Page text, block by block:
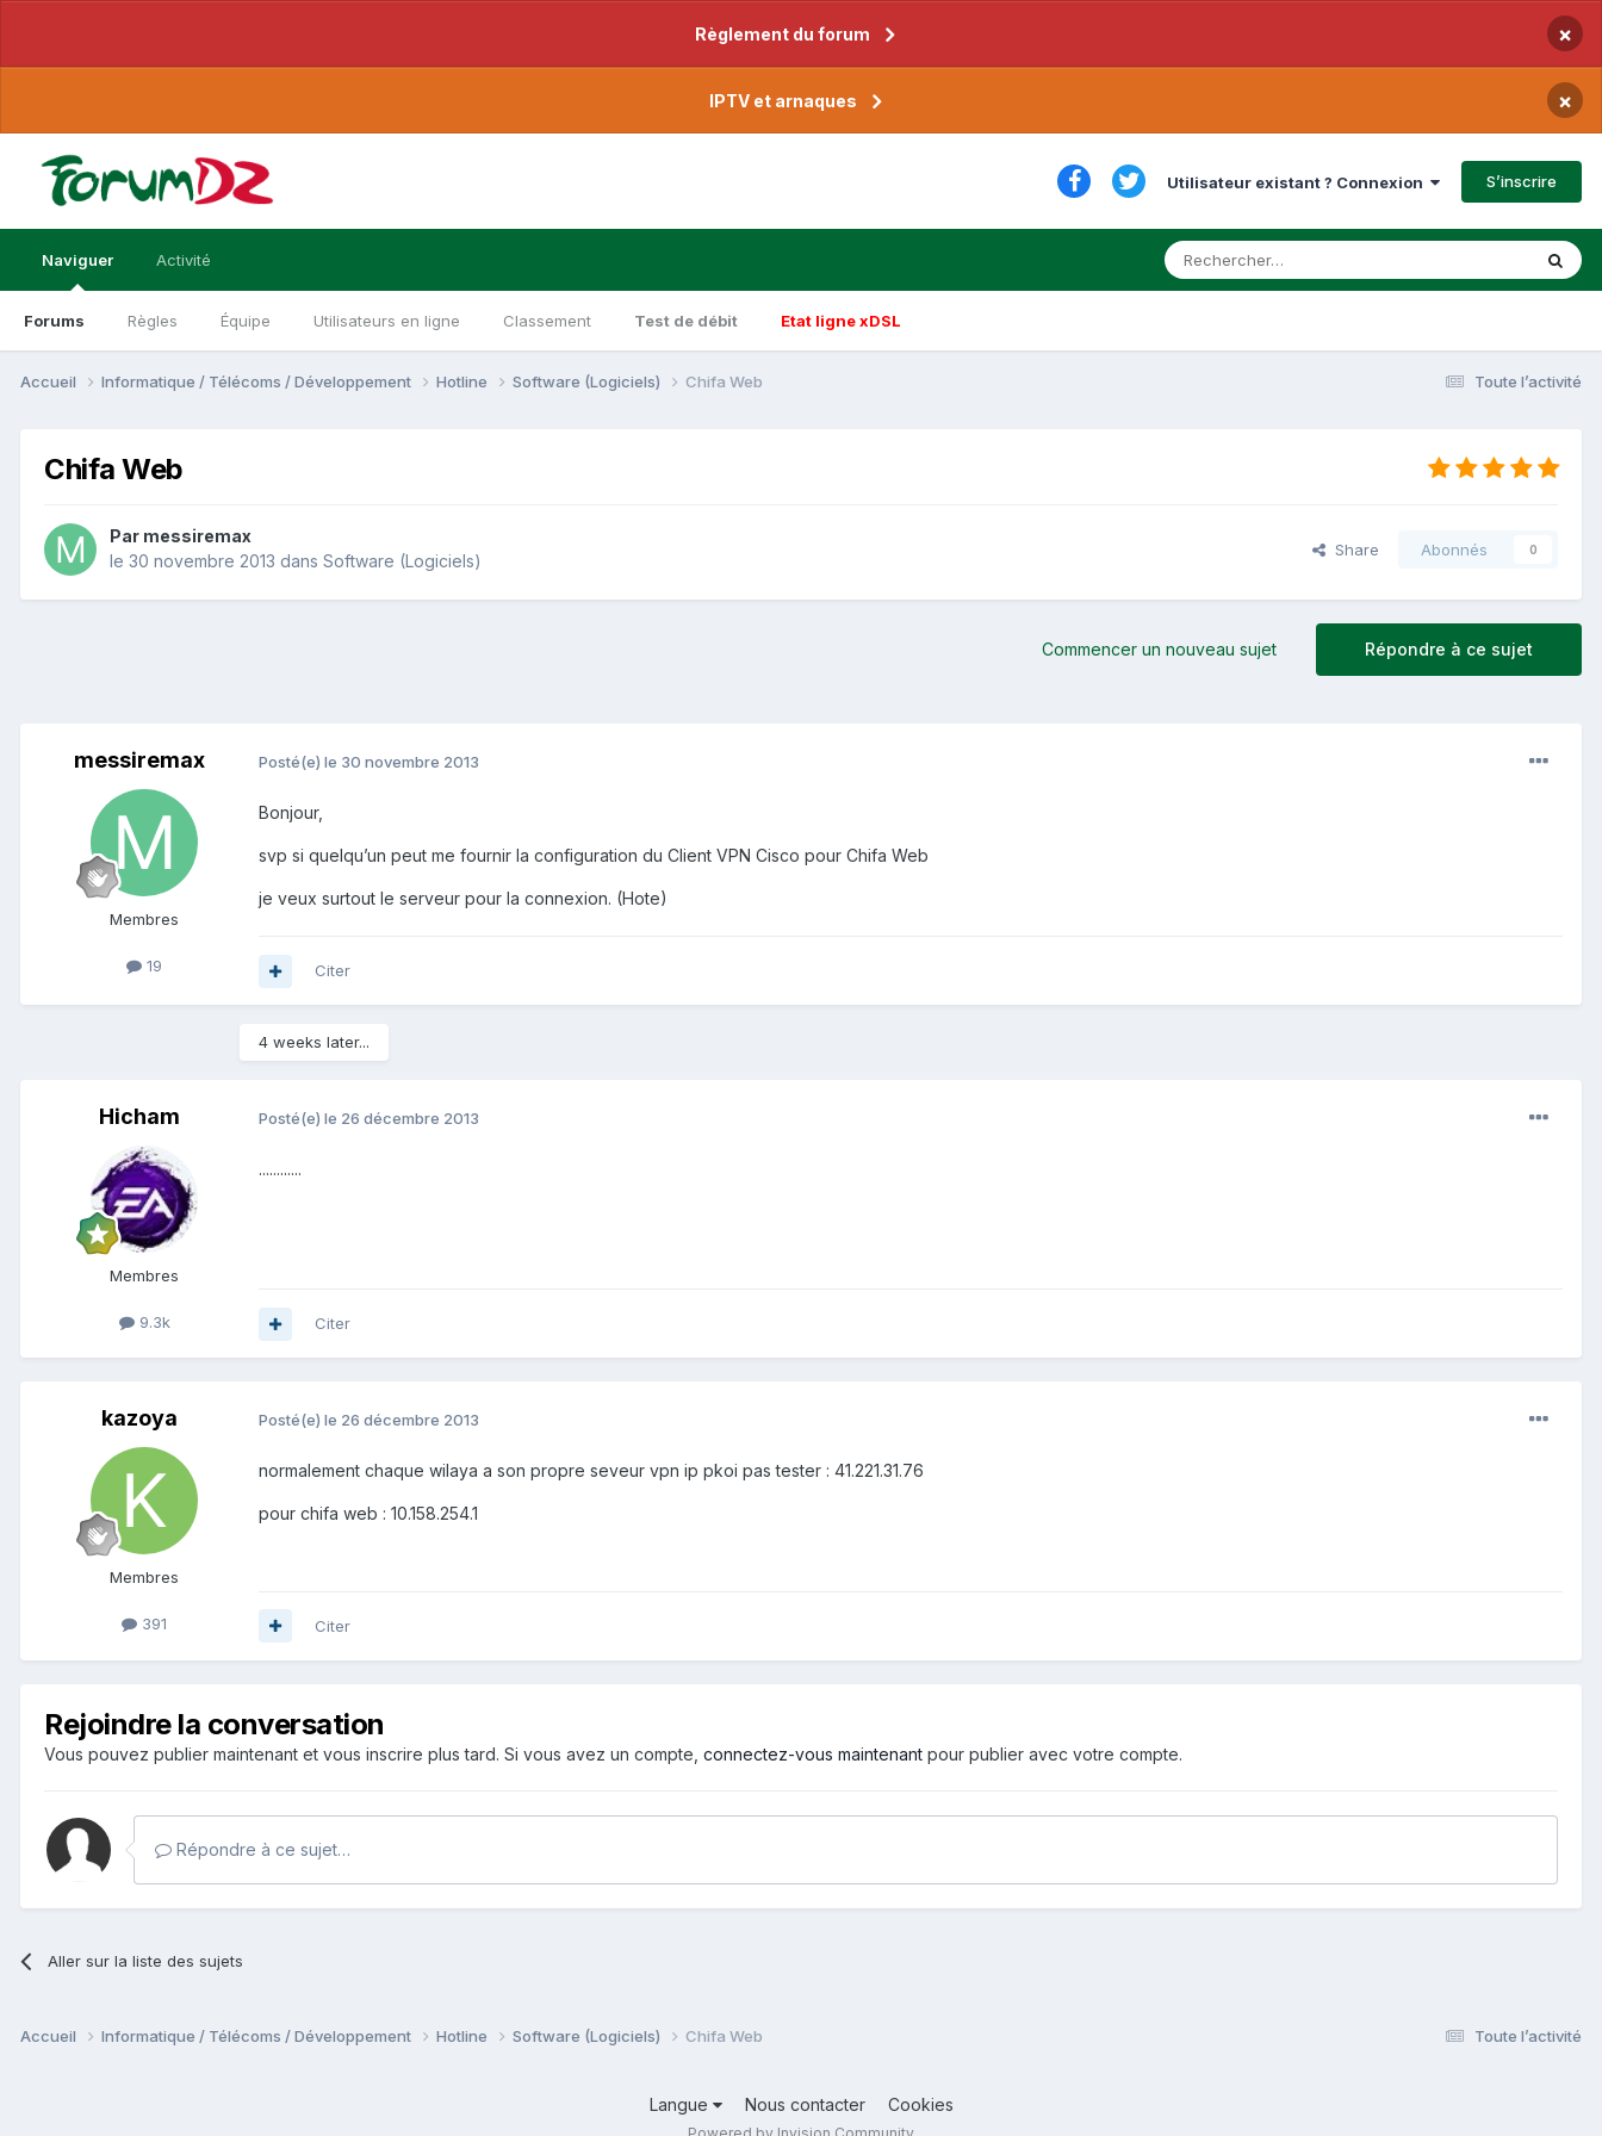
Règlement du forum ×
IPTV et arnaques ×
Utilisateur existant ? Connexion S’inscrire
Naviguer
Forums Règles Équipe Utilisateurs en ligne Classement Test de débit Etat ligne xDSL
Activité
Toute l’activité
Accueil Informatique / Télécoms / Développement Hotline Software (Logiciels) Chifa Web
Chifa Web
Par messiremax
le 30 novembre 2013 dans Software (Logiciels)
Share Abonnés 0
Répondre à ce sujet
Commencer un nouveau sujet
messiremax
Membres
19
Posté(e) le 30 novembre 2013
Bonjour,
svp si quelqu’un peut me fournir la configuration du Client VPN Cisco pour Chifa Web
je veux surtout le serveur pour la connexion. (Hote)
Citer
4 weeks later...
Hicham
Membres
9.3k
Posté(e) le 26 décembre 2013
............
Citer
kazoya
Membres
391
Posté(e) le 26 décembre 2013
normalement chaque wilaya a son propre seveur vpn ip pkoi pas tester : 41.221.31.76
pour chifa web : 10.158.254.1
Citer
Rejoindre la conversation
Vous pouvez publier maintenant et vous inscrire plus tard. Si vous avez un compte, connectez-vous maintenant pour publier avec votre compte.
Répondre à ce sujet…
Aller sur la liste des sujets
Toute l’activité
Accueil Informatique / Télécoms / Développement Hotline Software (Logiciels) Chifa Web
Langue Nous contacter Cookies